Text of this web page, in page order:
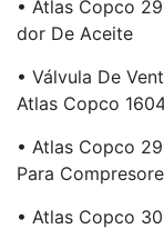
• Atlas Copco
Dor De Aceite
• Válvula De
Atlas Copco
• Atlas Copco
Para
• Atlas Copco